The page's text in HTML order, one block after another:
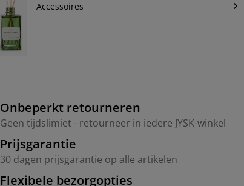
Accessoires
Onbeperkt retourneren
Geen tijdslimiet - retourneer in iedere JYSK-winkel
Prijsgarantie
30 dagen prijsgarantie op alle artikelen
Flexibele bezorgopties